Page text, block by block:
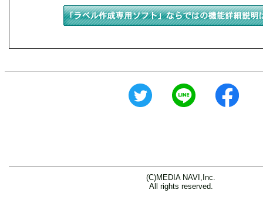
(C)MEDIA NAVI,Inc.
All rights reserved.